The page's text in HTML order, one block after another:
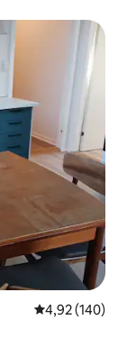
Просечна
4,92 (140)